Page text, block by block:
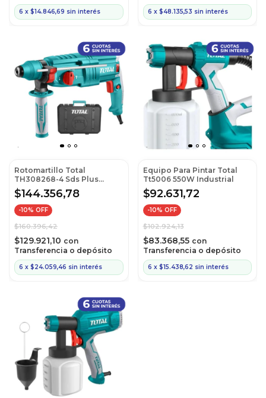
6 x $14.846,69 sin interés 6 x $48.135,53 sin interés
Rotomartillo Total
TH308268-4 Sds Plus
800W
$144.356,78
-10% OFF
$160.396,42
$129.921,10 con
Transferencia o depósito
6 x $24.059,46 sin interés
Equipo Para Pintar Total
Tt5006 550W Industrial
$92.631,72
-10% OFF
$102.924,13
$83.368,55 con
Transferencia o depósito
6 x $15.438,62 sin interés